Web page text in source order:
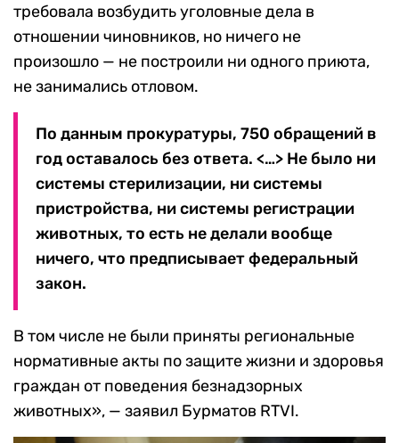
требовала возбудить уголовные дела в
отношении чиновников, но ничего не
произошло — не построили ни одного приюта,
не занимались отловом.
По данным прокуратуры, 750 обращений в
год оставалось без ответа. <…> Не было ни
системы стерилизации, ни системы
пристройства, ни системы регистрации
животных, то есть не делали вообще
ничего, что предписывает федеральный
закон.
В том числе не были приняты региональные
нормативные акты по защите жизни и здоровья
граждан от поведения безнадзорных
животных», — заявил Бурматов RTVI.